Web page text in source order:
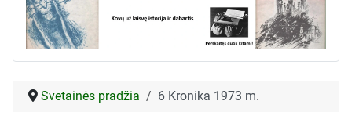
Svetainės pradžia 6 Kronika 1973 m.